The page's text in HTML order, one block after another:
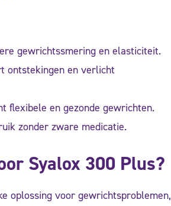
gewrichtssmering en elasticiteit.
ontstekingen en verlicht
flexibele en gezonde gewrichten.
zonder zware medicatie.
Syalox 300 Plus?
oplossing voor gewrichtsproblemen,